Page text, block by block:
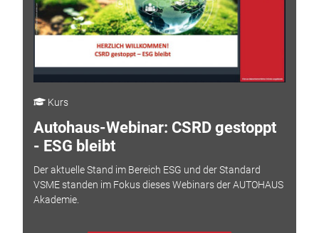
Kurs
Autohaus-Webinar: CSRD gestoppt
- ESG bleibt
Der aktuelle Stand im Bereich ESG und der Standard
VSME standen im Fokus dieses Webinars der AUTOHAUS
Akademie.